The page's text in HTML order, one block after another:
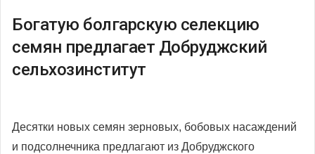
Богатую болгарскую селекцию
семян предлагает Добруджский
сельхозинститут
Десятки новых семян зерновых, бобовых насаждений
и подсолнечника предлагают из Добруджского